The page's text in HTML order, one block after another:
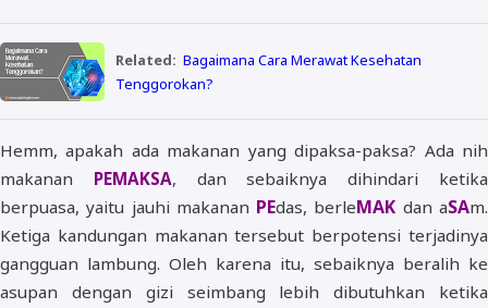
Related: Bagaimana Cara Merawat Kesehatan
Tenggorokan?
Hemm, apakah ada makanan yang dipaksa-paksa? Ada nih
makanan PEMAKSA, dan sebaiknya dihindari ketika
berpuasa, yaitu jauhi makanan PEdas, berleMAK dan aSAm.
Ketiga kandungan makanan tersebut berpotensi terjadinya
gangguan lambung. Oleh karena itu, sebaiknya beralih ke
asupan dengan gizi seimbang lebih dibutuhkan ketika